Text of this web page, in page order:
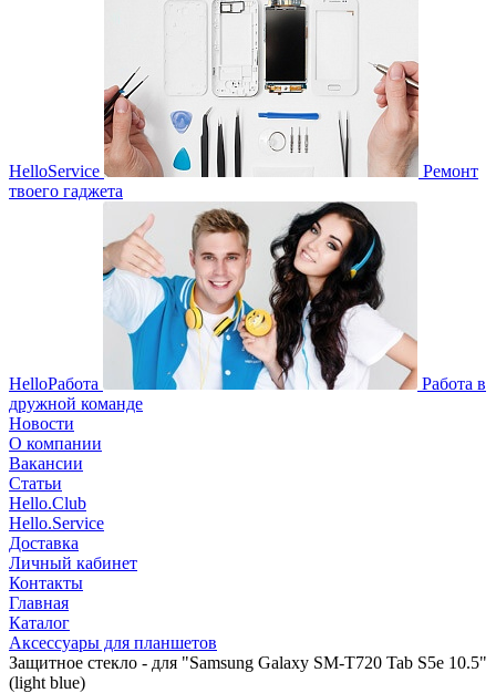
HelloService
Ремонт
твоего гаджета
HelloРабота
Работа в
дружной команде
Новости
О компании
Вакансии
Статьи
Hello.Club
Hello.Service
Доставка
Личный кабинет
Контакты
Главная
Каталог
Аксессуары для планшетов
Защитное стекло - для "Samsung Galaxy SM-T720 Tab S5e 10.5"
(light blue)